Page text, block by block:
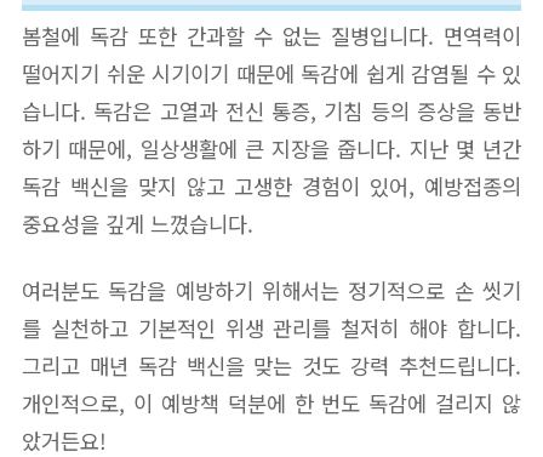
봄철에 독감 또한 간과할 수 없는 질병입니다. 면역력이
떨어지기 쉬운 시기이기 때문에 독감에 쉽게 감염될 수 있
습니다. 독감은 고열과 전신 통증, 기침 등의 증상을 동반
하기 때문에, 일상생활에 큰 지장을 줍니다. 지난 몇 년간
독감 백신을 맞지 않고 고생한 경험이 있어, 예방접종의
중요성을 깊게 느꼈습니다.
여러분도 독감을 예방하기 위해서는 정기적으로 손 씻기
를 실천하고 기본적인 위생 관리를 철저히 해야 합니다.
그리고 매년 독감 백신을 맞는 것도 강력 추천드립니다.
개인적으로, 이 예방책 덕분에 한 번도 독감에 걸리지 않
았거든요!